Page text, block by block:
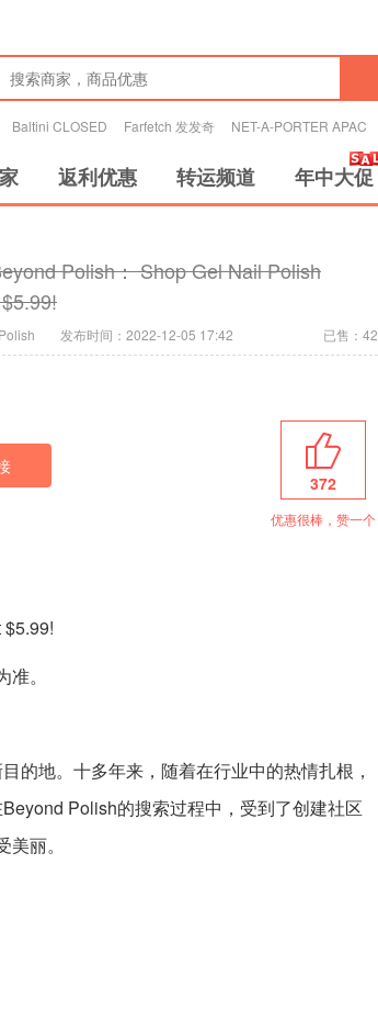
Baltini CLOSED Farfetch 发发奇 NET-A-PORTER APAC
返利优惠 转运频道 年中大促
Polish： Shop Gel Nail Polish
已售：42
发布时间：2022-12-05 17:42
372
优惠很棒，赞一个
。
的地。十多年来，随着在行业中的热情扎根，
Polish的搜索过程中，受到了创建社区
丽。